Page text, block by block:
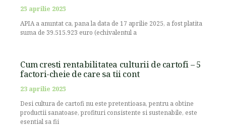
25 aprilie 2025
APIA a anuntat ca, pana la data de 17 aprilie 2025, a fost platita
suma de 39.515.923 euro (echivalentul a
Cum cresti rentabilitatea culturii de cartofi – 5
factori-cheie de care sa tii cont
23 aprilie 2025
Desi cultura de cartofi nu este pretentioasa, pentru a obtine
productii sanatoase, profituri consistente si sustenabile, este
esential sa fii